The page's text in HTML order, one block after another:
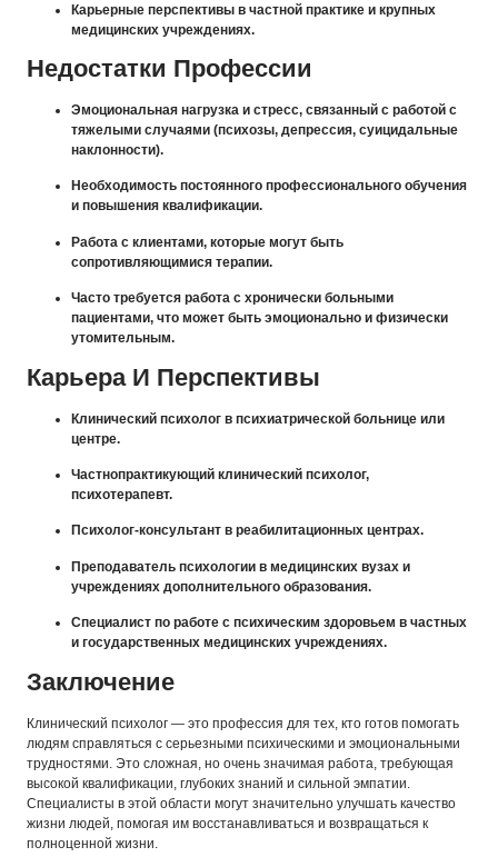
Карьерные перспективы в частной практике и крупных
медицинских учреждениях.
Недостатки Профессии
Эмоциональная нагрузка и стресс, связанный с работой с
тяжелыми случаями (психозы, депрессия, суицидальные
наклонности).
Необходимость постоянного профессионального обучения
и повышения квалификации.
Работа с клиентами, которые могут быть
сопротивляющимися терапии.
Часто требуется работа с хронически больными
пациентами, что может быть эмоционально и физически
утомительным.
Карьера И Перспективы
Клинический психолог в психиатрической больнице или
центре.
Частнопрактикующий клинический психолог,
психотерапевт.
Психолог-консультант в реабилитационных центрах.
Преподаватель психологии в медицинских вузах и
учреждениях дополнительного образования.
Специалист по работе с психическим здоровьем в частных
и государственных медицинских учреждениях.
Заключение
Клинический психолог — это профессия для тех, кто готов помогать
людям справляться с серьезными психическими и эмоциональными
трудностями. Это сложная, но очень значимая работа, требующая
высокой квалификации, глубоких знаний и сильной эмпатии.
Специалисты в этой области могут значительно улучшать качество
жизни людей, помогая им восстанавливаться и возвращаться к
полноценной жизни.